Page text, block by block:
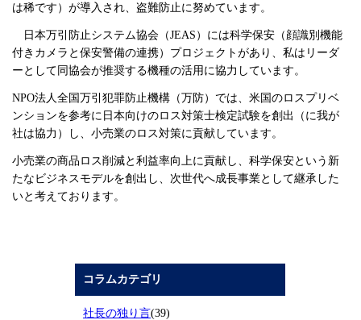
は稀です）が導入され、盗難防止に努めています。
日本万引防止システム協会（JEAS）には科学保安（顔識別機能
付きカメラと保安警備の連携）プロジェクトがあり、私はリーダ
ーとして同協会が推奨する機種の活用に協力しています。
NPO法人全国万引犯罪防止機構（万防）では、米国のロスプリベ
ンションを参考に日本向けのロス対策士検定試験を創出（に我が
社は協力）し、小売業のロス対策に貢献しています。
小売業の商品ロス削減と利益率向上に貢献し、科学保安という新
たなビジネスモデルを創出し、次世代へ成長事業として継承した
いと考えております。
コラムカテゴリ
社長の独り言(39)